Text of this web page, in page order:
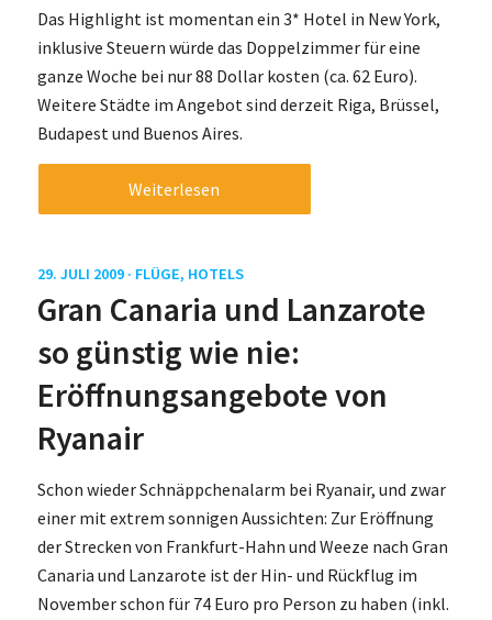
Das Highlight ist momentan ein 3* Hotel in New York,
inklusive Steuern würde das Doppelzimmer für eine
ganze Woche bei nur 88 Dollar kosten (ca. 62 Euro).
Weitere Städte im Angebot sind derzeit Riga, Brüssel,
Budapest und Buenos Aires.
Weiterlesen
29. JULI 2009 · FLÜGE, HOTELS
Gran Canaria und Lanzarote
so günstig wie nie:
Eröffnungsangebote von
Ryanair
Schon wieder Schnäppchenalarm bei Ryanair, und zwar
einer mit extrem sonnigen Aussichten: Zur Eröffnung
der Strecken von Frankfurt-Hahn und Weeze nach Gran
Canaria und Lanzarote ist der Hin- und Rückflug im
November schon für 74 Euro pro Person zu haben (inkl.